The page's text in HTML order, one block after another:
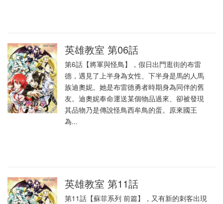
英雄教室 第06話
第6話【將軍與怪鳥】，假日出門逛街的布雷
德，遇見了上半身為女性、下半身是馬的人馬
族迪奧妮。她是布雷德勇者時期身為同伴的舊
友。迪奧妮奉命運送某個物品過來、卻被發現
其品物乃是傳說怪鳥西牟鳥的蛋。原來國王
為...
英雄教室 第11話
第11話【蘇菲系列 前篇】，又有新的刺客出現